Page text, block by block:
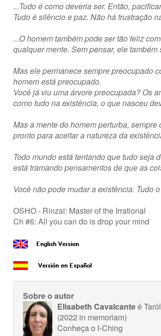
...Tudo é como deveria ser. Então,
Tudo é silêncio e paz. Não há frustração
...O homem também pode ser tão feliz
qualquer mente. Sem pensar, ele
Mas ele permanece sempre preocupado
homem está preocupado.
Você já viu uma árvore preocupada? Os
como tudo na existência, o que nasceu
Mas a mente do homem perturba,
pronto para aceitar a natureza da
Todo mundo está tentando que tudo seja
está tramando pensamentos de que as
Você não pode mudar a existência. Tudo
OSHO - Rinzai: Master of the Irrational
Ch #6: All you can do is drop your mind
Sobre o autor
Elisabeth Cavalcanteé
(2022 in memoriam)
Conheça o I-Ching